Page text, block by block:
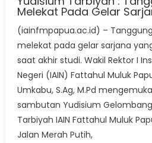
Melekat Pada Gelar
(iainfmpapua.ac.id) –
melekat pada gelar sarjana
saat akhir studi. Wakil Rektor I
Negeri (IAIN) Fattahul Muluk
Umkabu, S.Ag, M.Pd
sambutan Yudisium Gelombang
Tarbiyah IAIN Fattahul Muluk
Jalan Merah Putih,